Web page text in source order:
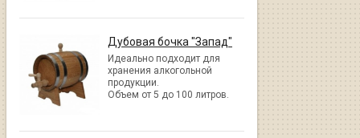
Дубовая бочка "Запад"
Идеально подходит для
хранения алкогольной
продукции.
Объем от 5 до 100 литров.